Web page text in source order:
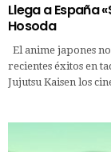
Llega a España
Hosoda
El anime japones
recientes éxitos en
Jujutsu Kaisen los